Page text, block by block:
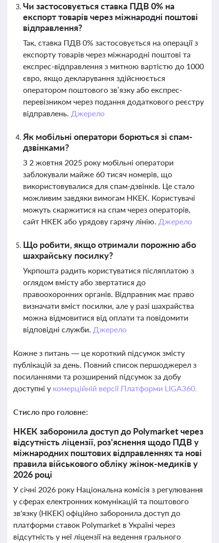
Чи застосовується ставка ПДВ 0% на
експорт товарів через міжнародні поштові
відправлення?
Так, ставка ПДВ 0% застосовується на операції з
експорту товарів через міжнародні поштові та
експрес-відправлення з митною вартістю до 1000
євро, якщо декларування здійснюється
оператором поштового зв’язку або експрес-
перевізником через подання додаткового реєстру
відправлень. Джерело
Як мобільні оператори борються зі спам-
дзвінками?
З 2 жовтня 2025 року мобільні оператори
заблокували майже 60 тисяч номерів, що
використовувалися для спам-дзвінків. Це стало
можливим завдяки вимогам НКЕК. Користувачі
можуть скаржитися на спам через операторів,
сайт НКЕК або урядову гарячу лінію. Джерело
Що робити, якщо отримали порожню або
шахрайську посилку?
Укрпошта радить користуватися післяплатою з
оглядом вмісту або звертатися до
правоохоронних органів. Відправник має право
визначати вміст посилки, але у разі шахрайства
можна відмовитися від оплати та повідомити
відповідні служби. Джерело
Кожне з питань — це короткий підсумок змісту
публікацій за день. Повний список першоджерел з
посиланнями та розширений підсумок за добу
доступні у комерційній версії Платформи LIGA360.
Стисло про головне:
НКЕК заборонила доступ до Polymarket через
відсутність ліцензії, роз'яснення щодо ПДВ у
міжнародних поштових відправленнях та нові
правила військового обліку жінок-медиків у
2026 році
У січні 2026 року Національна комісія з регулювання
у сферах електронних комунікацій та поштового
зв'язку (НКЕК) офіційно заборонила доступ до
платформи ставок Polymarket в Україні через
відсутність у неї ліцензії на ведення грального